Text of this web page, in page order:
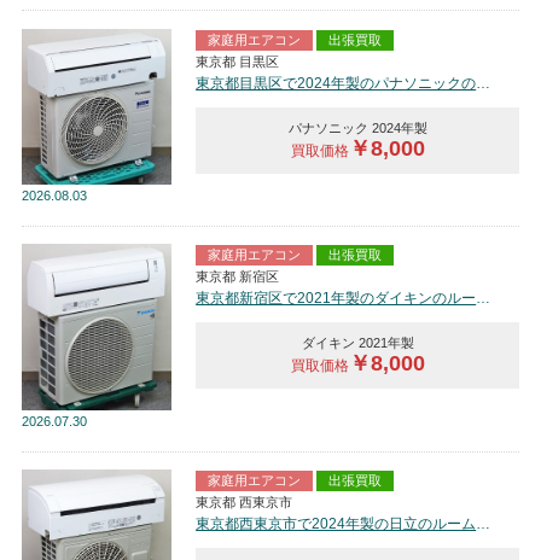
2026 08.03
家庭用エアコン
出張買取
東京都 目黒区
パナソニック 2024年製
買取価格￥8,000
2026 07.30
家庭用エアコン
出張買取
東京都 新宿区
東京都新宿区で2021年製のダイキンのルームエアコン【中古品】を買取しました。
ダイキン 2021年製
買取価格￥8,000
家庭用エアコン
出張買取
東京都 西東京市
東京都西東京市で2024年製の日立のルームエアコン【中古品】を買取しました。